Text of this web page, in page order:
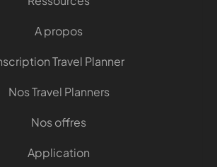
A propos
Travel Planner
Nos Travel Planners
Nos offres
Application